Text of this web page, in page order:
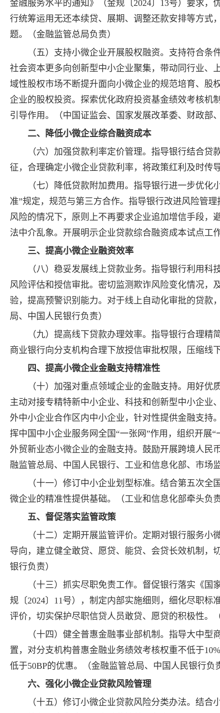
金融服务水平的通知》（金规〔2024〕13号）要求
行统筹运用无还本续贷、展期、调整还款安排等方式
题。（金融监管总局负责）
（五）支持小微企业开展股权融资。支持符合
社会资本更多向创新型中小企业聚集，带动同行业、
域性股权市场不断提升面向小微企业的规范培育、股
企业的股权投资。探索优化政府投资基金绩效考核机
引导作用。（中国证监会、国家发展改革委、财政部
二、降低小微企业综合融资成本
（六）加强贷款利率定价管理。指导银行结合
征，合理确定小微企业贷款利率，将政策红利及时传
（七）降低贷款附加费用。指导银行进一步优
准”规定，规范与第三方合作。指导银行改进风险管
风险的情况下，原则上不再要求企业追加增信手段，
法中介乱象。开展明示企业贷款综合融资成本试点工
三、提高小微企业融资效率
（八）稳妥发展线上贷款业务。指导银行利用
风险评估和授信审批。密切监测欺诈风险变化情况，
验，提高预警识别能力。对于线上自动化审批的贷款
局、中国人民银行负责）
（九）提高线下贷款办理效率。指导银行合理
商业银行向分支机构合理下放授信审批权限，压缩线
四、提高小微企业金融支持精准性
（十）加强对重点领域企业的金融支持。用好
主动对接专精特新中小企业、科技和创新型中小企业
外中小企业合作区内中小企业，针对性提供金融支持
挥中国中小企业服务网全国“一张网”作用，组织开展
外贸新业态小微企业的金融支持。鼓励开展跨境人民
融监管总局、中国人民银行、工业和信息化部、市场
（十一）修订中小企业划型标准。结合第五次
微企业的精准性提供基础。（工业和信息化部牵头负
五、督促落实监管政策
（十二）定期开展监管评价。定期对银行服务
导向，建立健全敢贷、愿贷、能贷、会贷长效机制，
银行负责）
（十三）抓实尽职免责工作。督促银行落实《
规〔2024〕11号），制定内部实施细则，细化尽职
评价，切实保护尽职信贷人员敢贷、愿贷的积极性。
（十四）健全普惠金融事业部机制。指导大中
置，对分支机构普惠金融业务绩效考核权重不低于
低于50BP的优惠。（金融监管总局、中国人民银行负
六、强化小微企业贷款风险管理
（十五）修订小微企业贷款风险分类办法。结